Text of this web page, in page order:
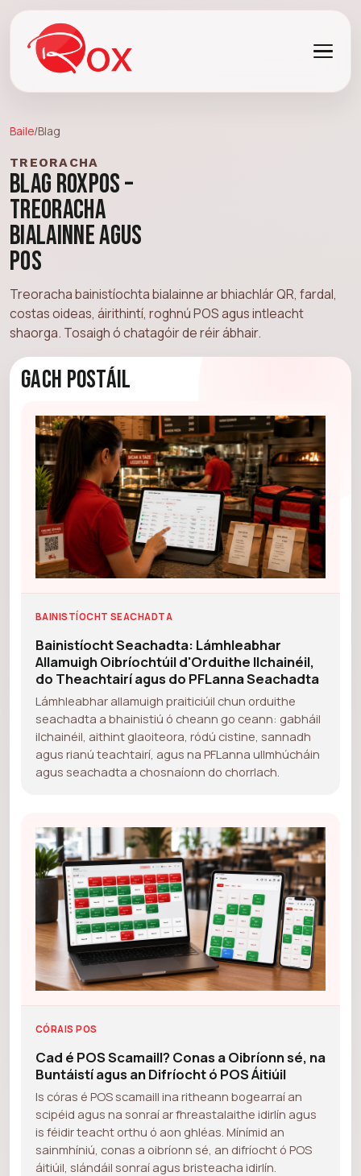
Baile/Blag
TREORACHA
Blag RoxPos –
Treoracha
Bialainne agus
POS
Treoracha bainistíochta bialainne ar bhiachlár QR, fardal,
costas oideas, áirithintí, roghnú POS agus intleacht
shaorga. Tosaigh ó chatagóir de réir ábhair.
Gach Postáil
BAINISTÍOCHT SEACHADTA
Bainistíocht Seachadta: Lámhleabhar
Allamuigh Oibríochtúil d'Orduithe Ilchainéil,
do Theachtairí agus do PFLanna Seachadta
Lámhleabhar allamuigh praiticiúil chun orduithe
seachadta a bhainistiú ó cheann go ceann: gabháil
ilchainéil, aithint glaoiteora, ródú cistine, sannadh
agus rianú teachtairí, agus na PFLanna ullmhúcháin
agus seachadta a chosnaíonn do chorrlach.
CÓRAIS POS
Cad é POS Scamaill? Conas a Oibríonn sé, na
Buntáistí agus an Difríocht ó POS Áitiúil
Is córas é POS scamaill ina ritheann bogearraí an
scipéid agus na sonraí ar fhreastalaithe idirlín agus
is féidir teacht orthu ó aon ghléas. Mínímid an
sainmhíniú, conas a oibríonn sé, an difríocht ó POS
áitiúil, slándáil sonraí agus bristeacha idirlín.